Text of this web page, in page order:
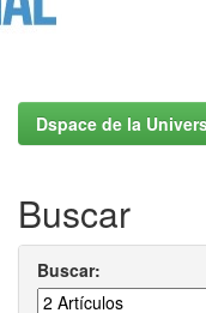
Dspace de la
Buscar
Buscar: